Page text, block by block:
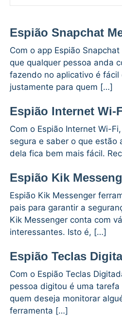
Espião Snapchat
Com o app Espião
que qualquer pessoa anda
fazendo no aplicativo é fácil
justamente para quem […]
Espião Internet Wi-
Com o Espião Internet Wi-
segura e saber o que estão
dela fica bem mais fácil.
Espião Kik
Espião Kik Messenger
pais para garantir a
Kik Messenger conta com
interessantes. Isto é, […]
Espião Teclas
Com o Espião Teclas
pessoa digitou é uma
quem deseja monitorar
ferramenta […]